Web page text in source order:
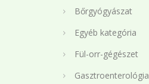
Bőrgyógyászat
Egyéb kategória
Fül-orr-gégészet
Gasztroenterológia